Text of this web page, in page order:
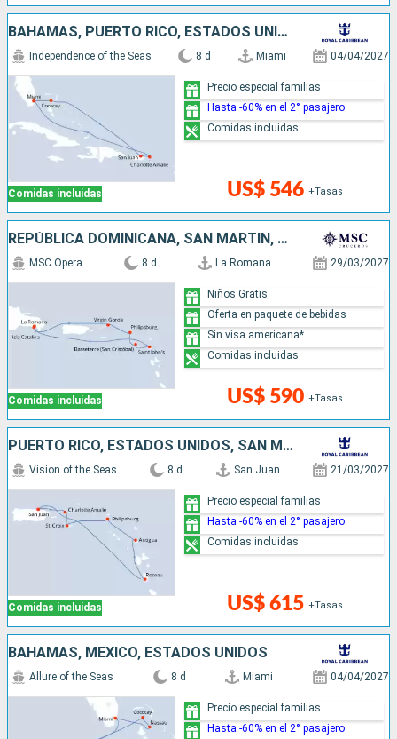
BAHAMAS, PUERTO RICO, ESTADOS UNIDOS
Comidas incluidas
Independence of the Seas 8 d Miami 04/04/2027
US$ 546 +Tasas
Precio especial familias
Hasta -60% en el 2° pasajero
Comidas incluidas
REPÚBLICA DOMINICANA, SAN MARTÍN, ANTIGUA Y BARBUDA
Comidas incluidas
MSC Opera 8 d La Romana 29/03/2027
US$ 590 +Tasas
Niños Gratis
Oferta en paquete de bebidas
Sin visa americana*
Comidas incluidas
PUERTO RICO, ESTADOS UNIDOS, SAN MARTÍN, ANTIGUA Y BARBUDA, DOMINICA
Comidas incluidas
Vision of the Seas 8 d San Juan 21/03/2027
US$ 615 +Tasas
Precio especial familias
Hasta -60% en el 2° pasajero
Comidas incluidas
BAHAMAS, MÉXICO, ESTADOS UNIDOS
Allure of the Seas 8 d Miami 04/04/2027
Precio especial familias
Hasta -60% en el 2° pasajero